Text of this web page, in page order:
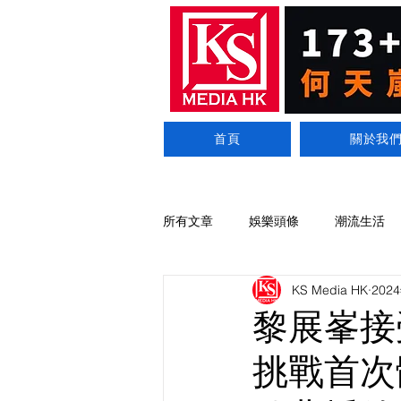
首頁 關於我
所有文章 娛樂頭條 潮流生活
黎展峯
挑戰首
KS Media HK